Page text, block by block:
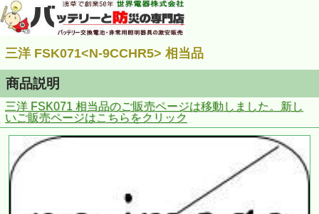
三洋 FSK071<N-9CCHR5> 相当品
商品説明
三洋 FSK071 相当品のご販売ページは移動しました。新し
いご販売ページはこちらをクリック